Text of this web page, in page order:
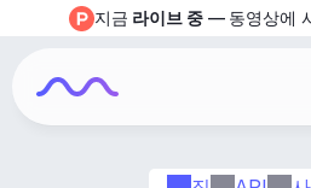
지금 라이브 중 — 동영상에